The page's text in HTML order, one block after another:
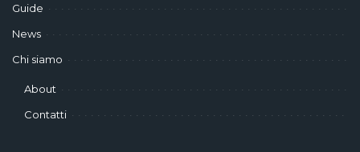
Guide
News
Chi siamo
About
Contatti